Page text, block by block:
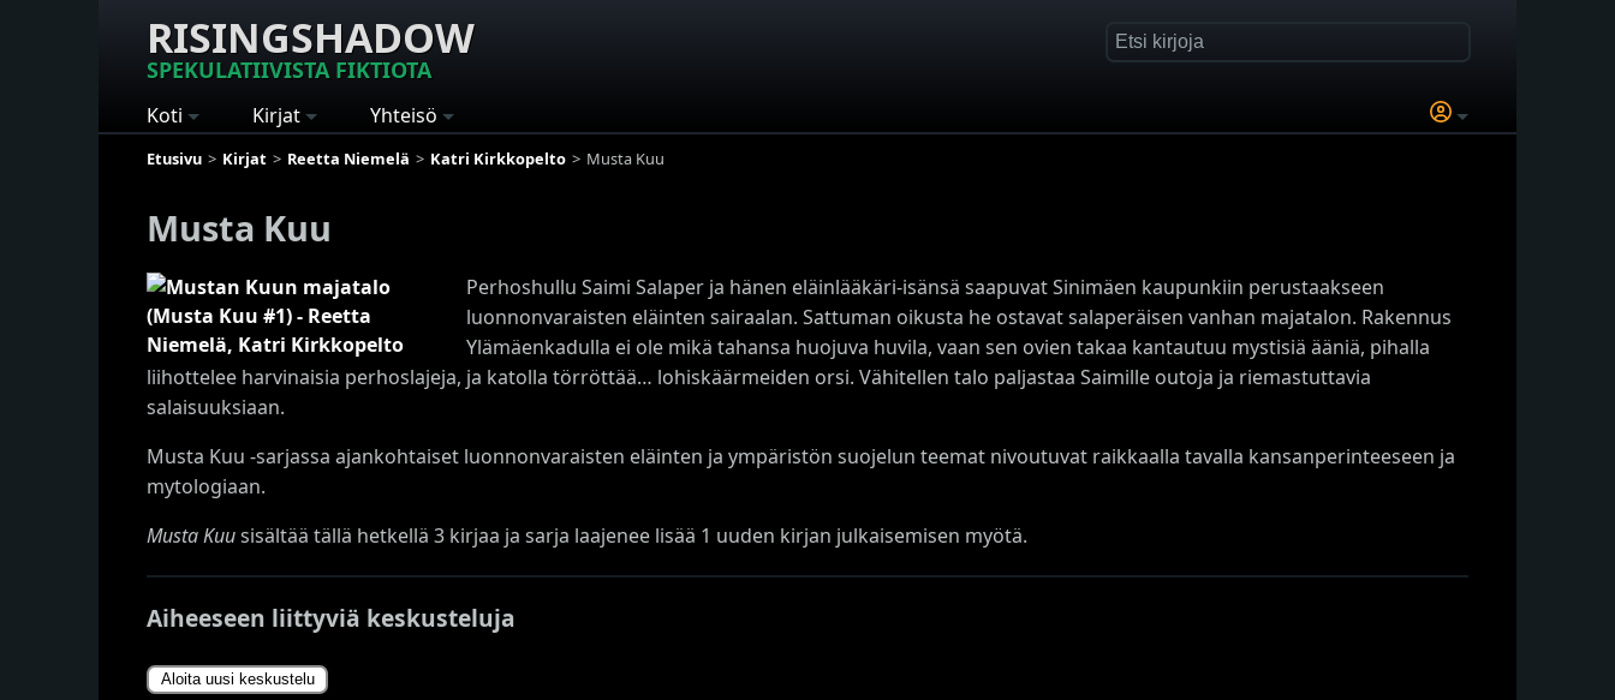
RISINGSHADOW
SPEKULATIIVISTA FIKTIOTA
Koti Kirjat Yhteisö
Etusivu Kirjat Reetta Niemelä Katri Kirkkopelto Musta Kuu
Musta Kuu
Perhoshullu Saimi Salaper ja hänen eläinlääkäri-isänsä saapuvat Sinimäen kaupunkiin perustaakseen
luonnonvaraisten eläinten sairaalan. Sattuman oikusta he ostavat salaperäisen vanhan majatalon. Rakennus
Ylämäenkadulla ei ole mikä tahansa huojuva huvila, vaan sen ovien takaa kantautuu mystisiä ääniä, pihalla
liihottelee harvinaisia perhoslajeja, ja katolla törröttää… lohiskäärmeiden orsi. Vähitellen talo paljastaa Saimille outoja ja riemastuttavia
salaisuuksiaan.
Musta Kuu -sarjassa ajankohtaiset luonnonvaraisten eläinten ja ympäristön suojelun teemat nivoutuvat raikkaalla tavalla kansanperinteeseen ja
mytologiaan.
Musta Kuusisältää tällä hetkellä 3 kirjaa ja sarja laajenee lisää 1 uuden kirjan julkaisemisen myötä.
Aiheeseen liittyviä keskusteluja
Aloita uusi keskustelu